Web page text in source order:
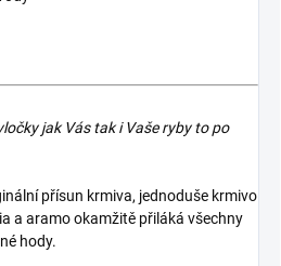
jak Vás tak i Vaše ryby to po
přísun krmiva, jednoduše krmivo
a aramo okamžitě přiláká všechny
hody.